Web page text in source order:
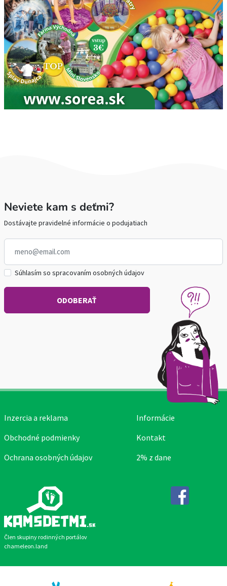
Neviete kam s deťmi?
Dostávajte pravidelné informácie o podujatiach
Súhlasím so spracovaním osobných údajov
Člen skupiny rodinných portálov
chameleon.land
Inzercia a reklama
Obchodné podmienky
Ochrana osobných údajov
Informácie
Kontakt
2% z dane